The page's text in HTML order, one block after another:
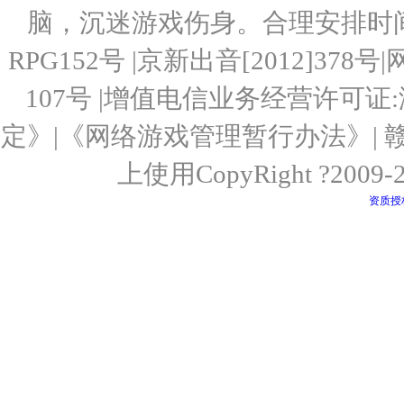
脑，沉迷游戏伤身。合理安排
RPG152号 |京新出音[2012]378号
107号 |增值电信业务经营许可
定》|《网络游戏管理暂行办法》|
上使用CopyRight
资质授